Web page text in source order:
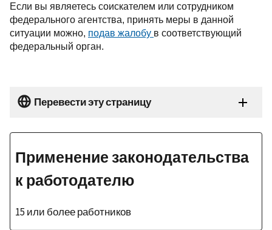
Если вы являетесь соискателем или сотрудником
федерального агентства, принять меры в данной
ситуации можно, подав жалобу в соответствующий
федеральный орган.
Перевести эту страницу
Применение законодательства
к работодателю
15 или более работников